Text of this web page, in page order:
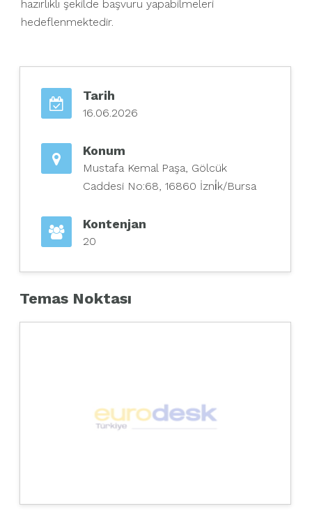
hazırlıklı şekilde başvuru yapabilmeleri
hedeflenmektedir.
Tarih
16.06.2026
Konum
Mustafa Kemal Paşa, Gölcük
Caddesi No:68, 16860 İzni̇k/Bursa
Kontenjan
20
Temas Noktası